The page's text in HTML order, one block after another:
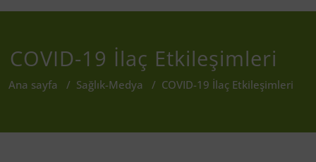
COVID-19 İlaç Etkileşimleri
Ana sayfa / Sağlık-Medya / COVID-19 İlaç Etkileşimleri